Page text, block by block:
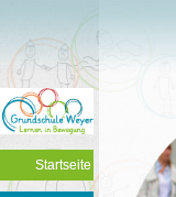
Startseite